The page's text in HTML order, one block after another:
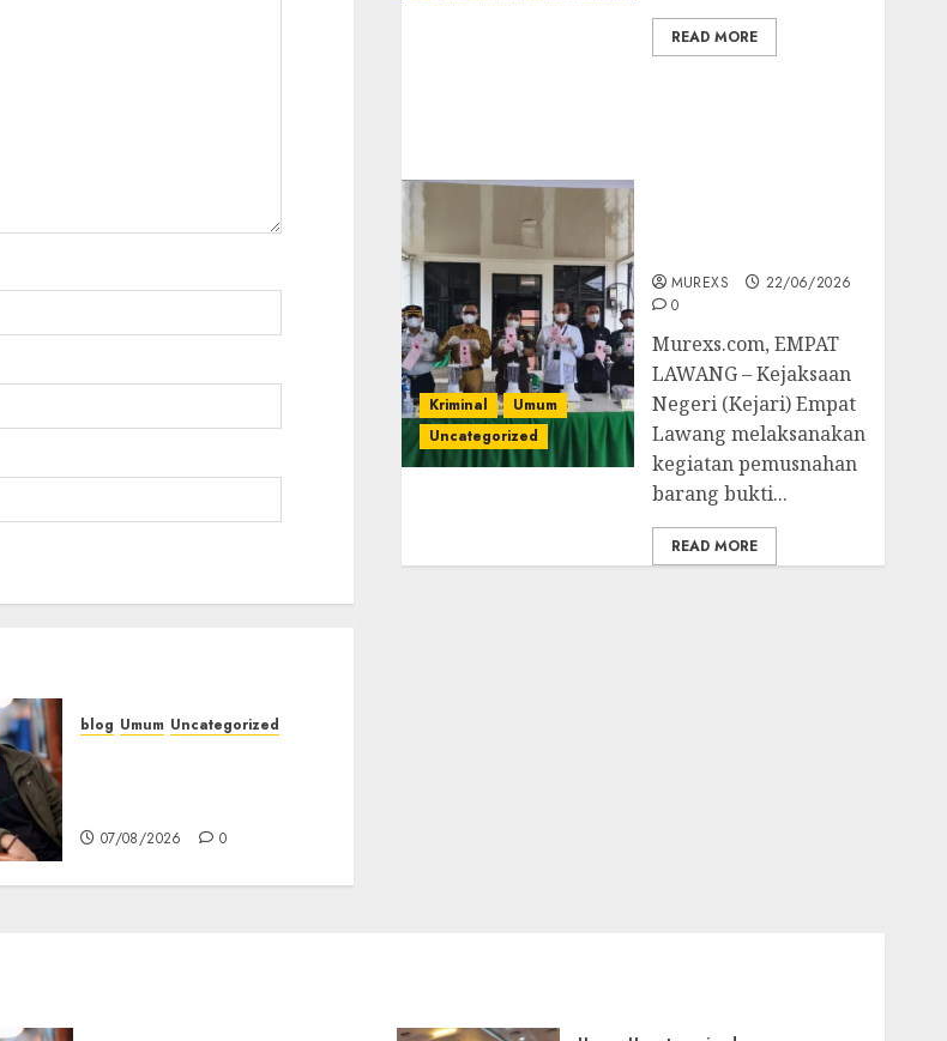
blog Umum Uncategorized
07/08/2026 0
READ MORE
Kriminal
Umum
Uncategorized
MUREXS
22/06/2026
0
‎Murexs.com, EMPAT
LAWANG – Kejaksaan
Negeri (Kejari) Empat
Lawang melaksanakan
kegiatan pemusnahan
barang bukti...
READ MORE